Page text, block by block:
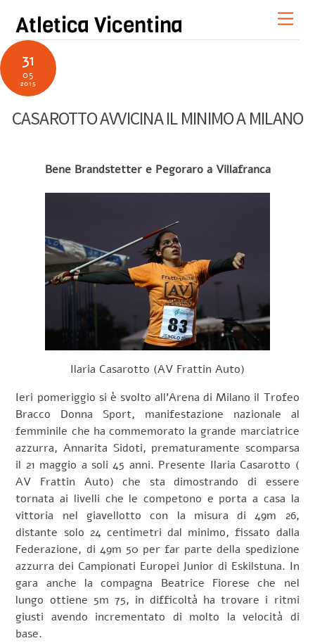
content
Atletica Vicentina
31
05
2015
CASAROTTO AVVICINA IL MINIMO A MILANO
Bene Brandstetter e Pegoraro a Villafranca
Ilaria Casarotto (AV Frattin Auto)
Ieri pomeriggio si è svolto all’Arena di Milano il Trofeo
Bracco Donna Sport, manifestazione nazionale al
femminile che ha commemorato la grande marciatrice
azzurra, Annarita Sidoti, prematuramente scomparsa
il 21 maggio a soli 45 anni. Presente Ilaria Casarotto (
AV Frattin Auto) che sta dimostrando di essere
tornata ai livelli che le competono e porta a casa la
vittoria nel giavellotto con la misura di 49m 26,
distante solo 24 centimetri dal minimo, fissato dalla
Federazione, di 49m 50 per far parte della spedizione
azzurra dei Campionati Europei Junior di Eskilstuna. In
gara anche la compagna Beatrice Fiorese che nel
lungo ottiene 5m 75, in difficoltà ha trovare i ritmi
giusti avendo incrementato di molto la velocità di
base.